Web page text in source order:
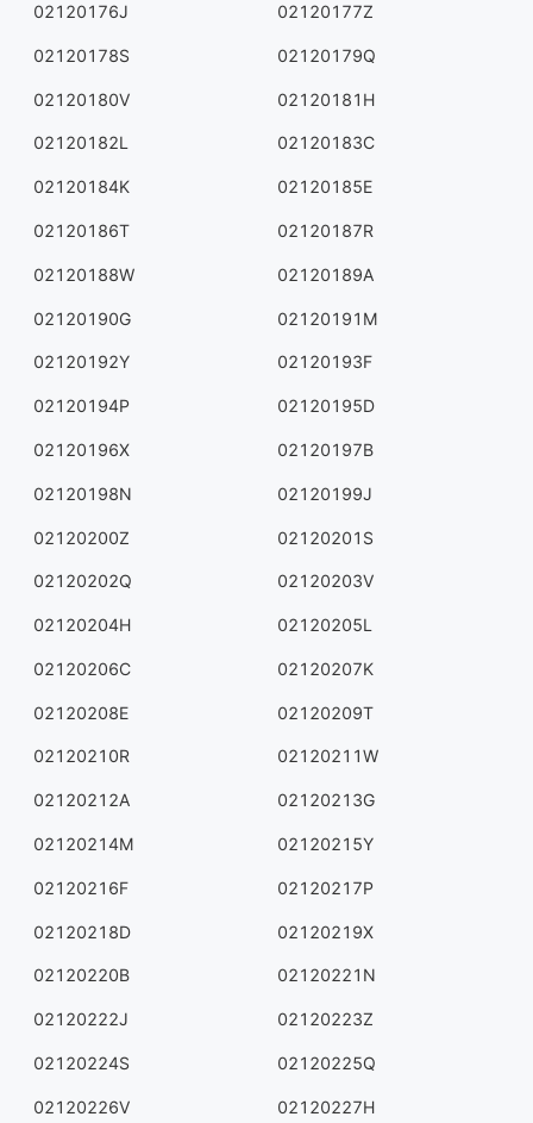
02120176J 02120177Z
02120178S 02120179Q
02120180V 02120181H
02120182L 02120183C
02120184K 02120185E
02120186T 02120187R
02120188W 02120189A
02120190G 02120191M
02120192Y 02120193F
02120194P 02120195D
02120196X 02120197B
02120198N 02120199J
02120200Z 02120201S
02120202Q 02120203V
02120204H 02120205L
02120206C 02120207K
02120208E 02120209T
02120210R 02120211W
02120212A 02120213G
02120214M 02120215Y
02120216F 02120217P
02120218D 02120219X
02120220B 02120221N
02120222J 02120223Z
02120224S 02120225Q
02120226V 02120227H